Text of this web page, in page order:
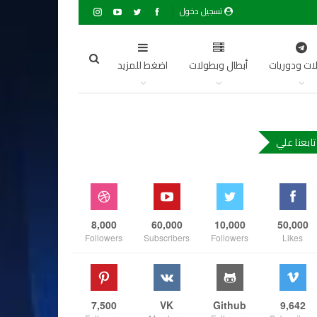
تسجيل دخول
ودوريات أبطال وبطولات اضغط للمزيد
تابعنا علي
50,000
Likes
10,000
Followers
60,000
Subscribers
8,000
Followers
9,642
Github
VK
7,500